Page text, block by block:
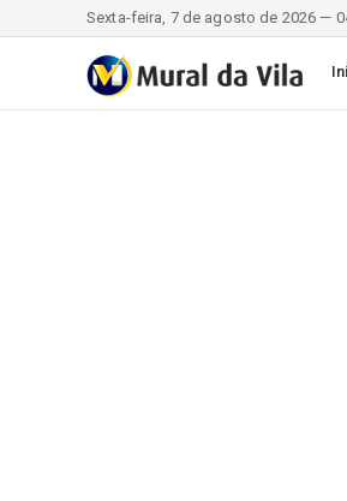
Sexta-feira, 7 de agosto de 2026 —